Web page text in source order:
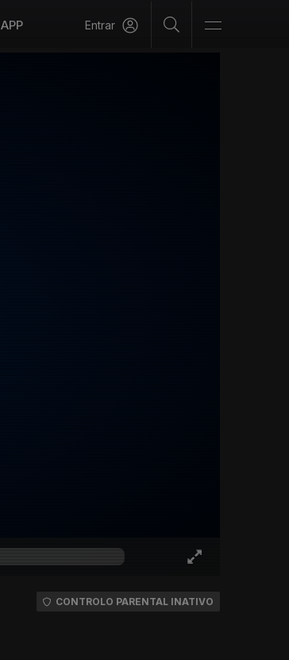
APP Entrar
CONTROLO PARENTAL INATIVO